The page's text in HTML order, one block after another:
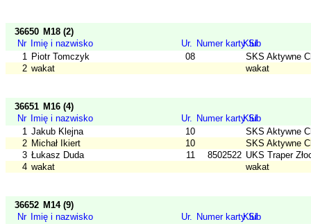
36650 M18 (2)
Nr
Imię i nazwisko Ur. Numer karty SI
Klub
1 Piotr Tomczyk 08
SKS Aktywne
2 wakat wakat
36651 M16 (4)
Nr
Imię i nazwisko Ur. Numer karty SI
Klub
1 Jakub Klejna 10
SKS Aktywne
2 Michał Ikiert 10
SKS Aktywne
3 Łukasz Duda 11 8502522 UKS Traper
4 wakat wakat
36652 M14 (9)
Nr
Imię i nazwisko Ur. Numer karty SI
Klub